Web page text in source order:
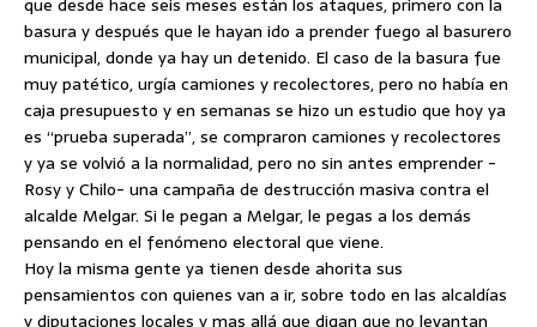
basura y después que le hayan ido a prender fuego al basurero
municipal, donde ya hay un detenido. El caso de la basura fue
muy patético, urgía camiones y recolectores, pero no había en
caja presupuesto y en semanas se hizo un estudio que hoy ya
es “prueba superada”, se compraron camiones y recolectores
y ya se volvió a la normalidad, pero no sin antes emprender -
Rosy y Chilo- una campaña de destrucción masiva contra el
alcalde Melgar. Si le pegan a Melgar, le pegas a los demás
pensando en el fenómeno electoral que viene.
Hoy la misma gente ya tienen desde ahorita sus
pensamientos con quienes van a ir, sobre todo en las alcaldías
y diputaciones locales y mas allá que digan que no levantan